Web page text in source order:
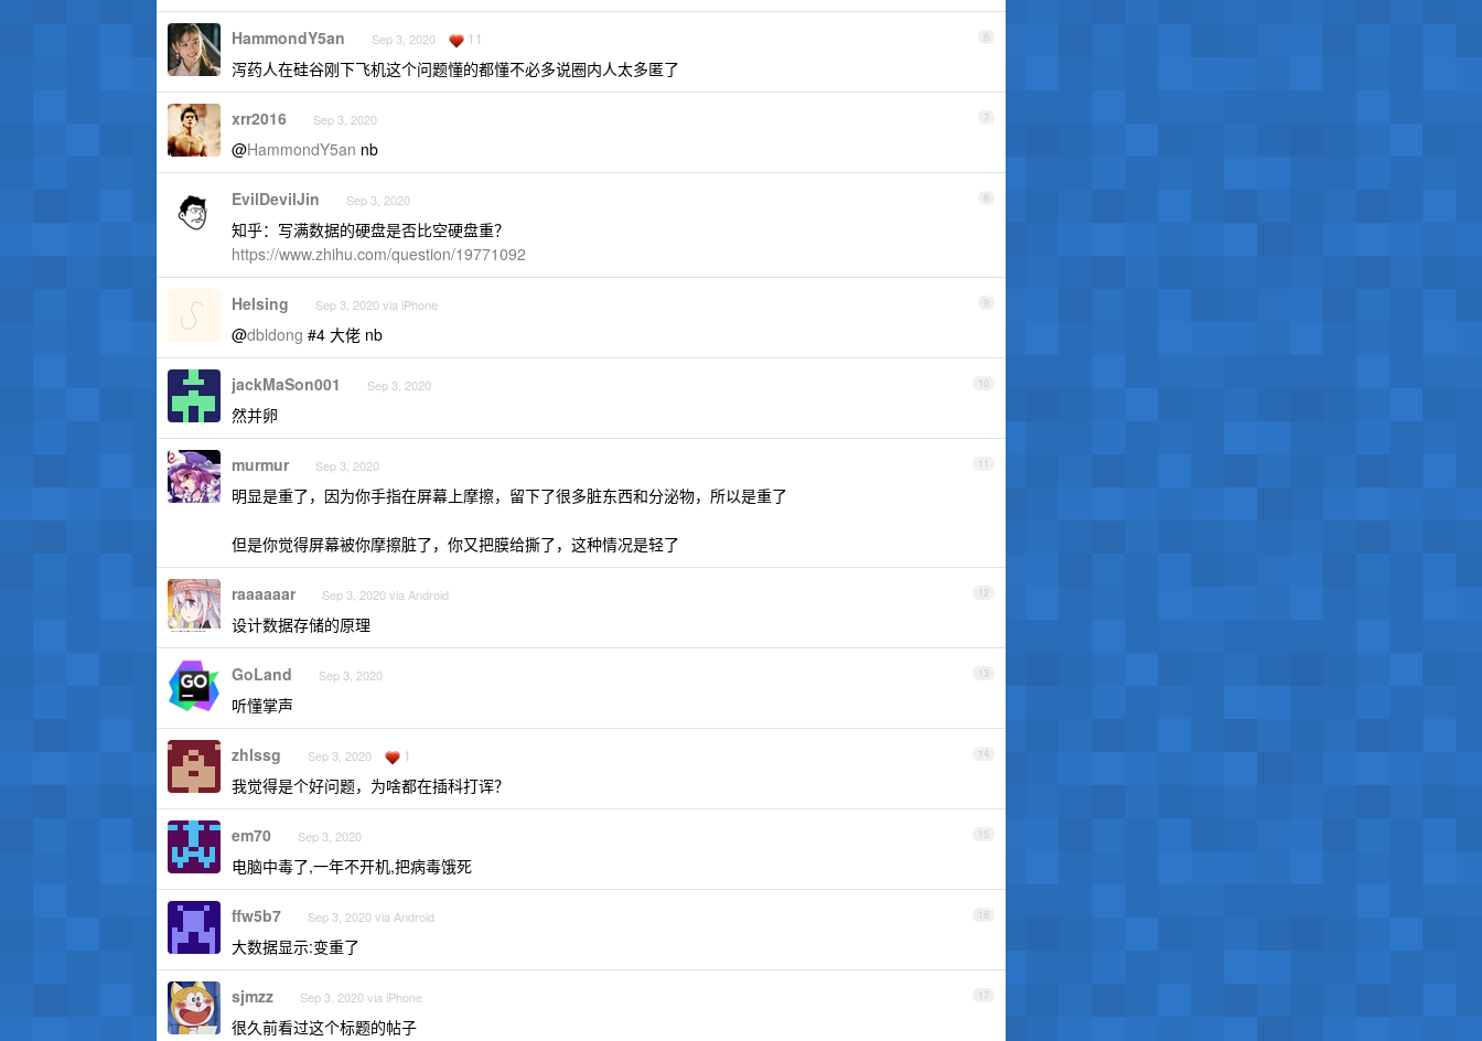
6
HammondY5an Sep 3, 2020 11
泻药人在硅谷刚下飞机这个问题懂的都懂不必多说圈内人太多匿了
7
xrr2016 Sep 3, 2020
@HammondY5an nb
8
EvilDevilJin Sep 3, 2020
知乎：写满数据的硬盘是否比空硬盘重？
https://www.zhihu.com/question/19771092
9
Helsing Sep 3, 2020 via iPhone
@dbldong #4 大佬 nb
10
jackMaSon001 Sep 3, 2020
然并卵
11
murmur Sep 3, 2020
明显是重了，因为你手指在屏幕上摩擦，留下了很多脏东西和分泌物，所以是重了
但是你觉得屏幕被你摩擦脏了，你又把膜给撕了，这种情况是轻了
12
raaaaaar Sep 3, 2020 via Android
设计数据存储的原理
13
GoLand Sep 3, 2020
听懂掌声
14
zhlssg Sep 3, 2020 1
我觉得是个好问题，为啥都在插科打诨？
15
em70 Sep 3, 2020
电脑中毒了,一年不开机,把病毒饿死
16
ffw5b7 Sep 3, 2020 via Android
大数据显示:变重了
17
sjmzz Sep 3, 2020 via iPhone
很久前看过这个标题的帖子